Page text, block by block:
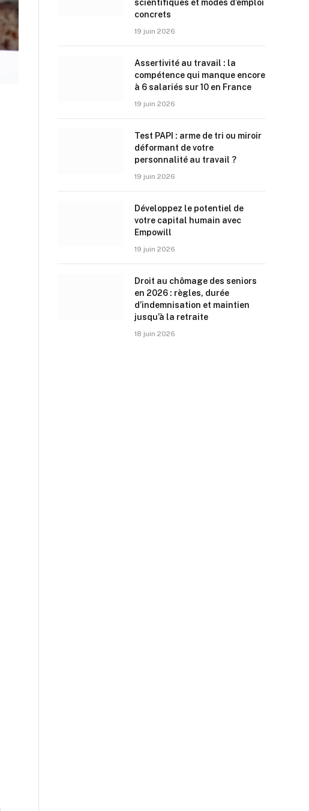
scientifiques et modes d’emploi
concrets
19 juin 2026
Assertivité au travail : la
compétence qui manque encore
à 6 salariés sur 10 en France
19 juin 2026
Test PAPI : arme de tri ou miroir
déformant de votre
personnalité au travail ?
19 juin 2026
Développez le potentiel de
votre capital humain avec
Empowill
19 juin 2026
Droit au chômage des seniors
en 2026 : règles, durée
d’indemnisation et maintien
jusqu’à la retraite
18 juin 2026